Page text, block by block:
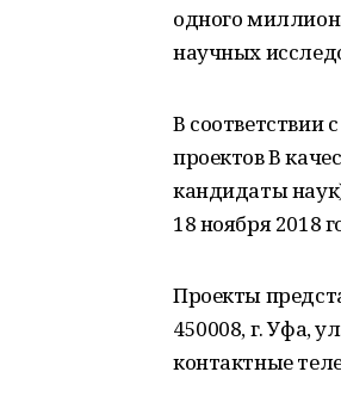
одного
научных
В соответствии
проектов В
кандидаты
18 ноября 2018
Проекты
450008, г. Уфа,
контактные